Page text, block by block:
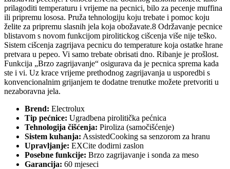
prilagoditi temperaturu i vrijeme na pecnici, bilo za pecenje muffina
ili pripremu lososa. Pruža tehnologiju koju trebate i pomoc koju
želite za pripremu slasnih jela koja obožavate.8 Održavanje pecnice
blistavom s novom funkcijom pirolitickog cišcenja više nije teško.
Sistem cišcenja zagrijava pecnicu do temperature koja ostatke hrane
pretvara u pepeo. Vi samo trebate obrisati dno. Ribanje je prošlost.
Funkcija „Brzo zagrijavanje“ osigurava da je pecnica sprema kada
ste i vi. Uz krace vrijeme prethodnog zagrijavanja u usporedbi s
konvencionalnim grijanjem te dodatne trenutke možete pretvoriti u
nezaboravna jela.
Brend: Electrolux
Tip pećnice: Ugradbena pirolitička pećnica
Tehnologija čišćenja: Piroliza (samočišćenje)
Sistem kuhanja: AssistedCooking sa senzorom za hranu
Upravljanje: EXCite dodirni zaslon
Posebne funkcije: Brzo zagrijavanje i sonda za meso
Garancija: 60 mjeseci